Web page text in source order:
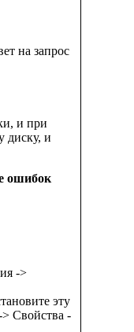
на запрос
и при
диску, и
ошибок
->
эту
Свойства -